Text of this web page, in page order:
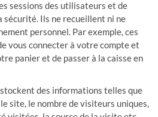
sessions des utilisateurs et de
sécurité. Ils ne recueillent ni ne
personnel. Par exemple, ces
vous connecter à votre compte et
panier et de passer à la caisse en
des informations telles que
site, le nombre de visiteurs uniques,